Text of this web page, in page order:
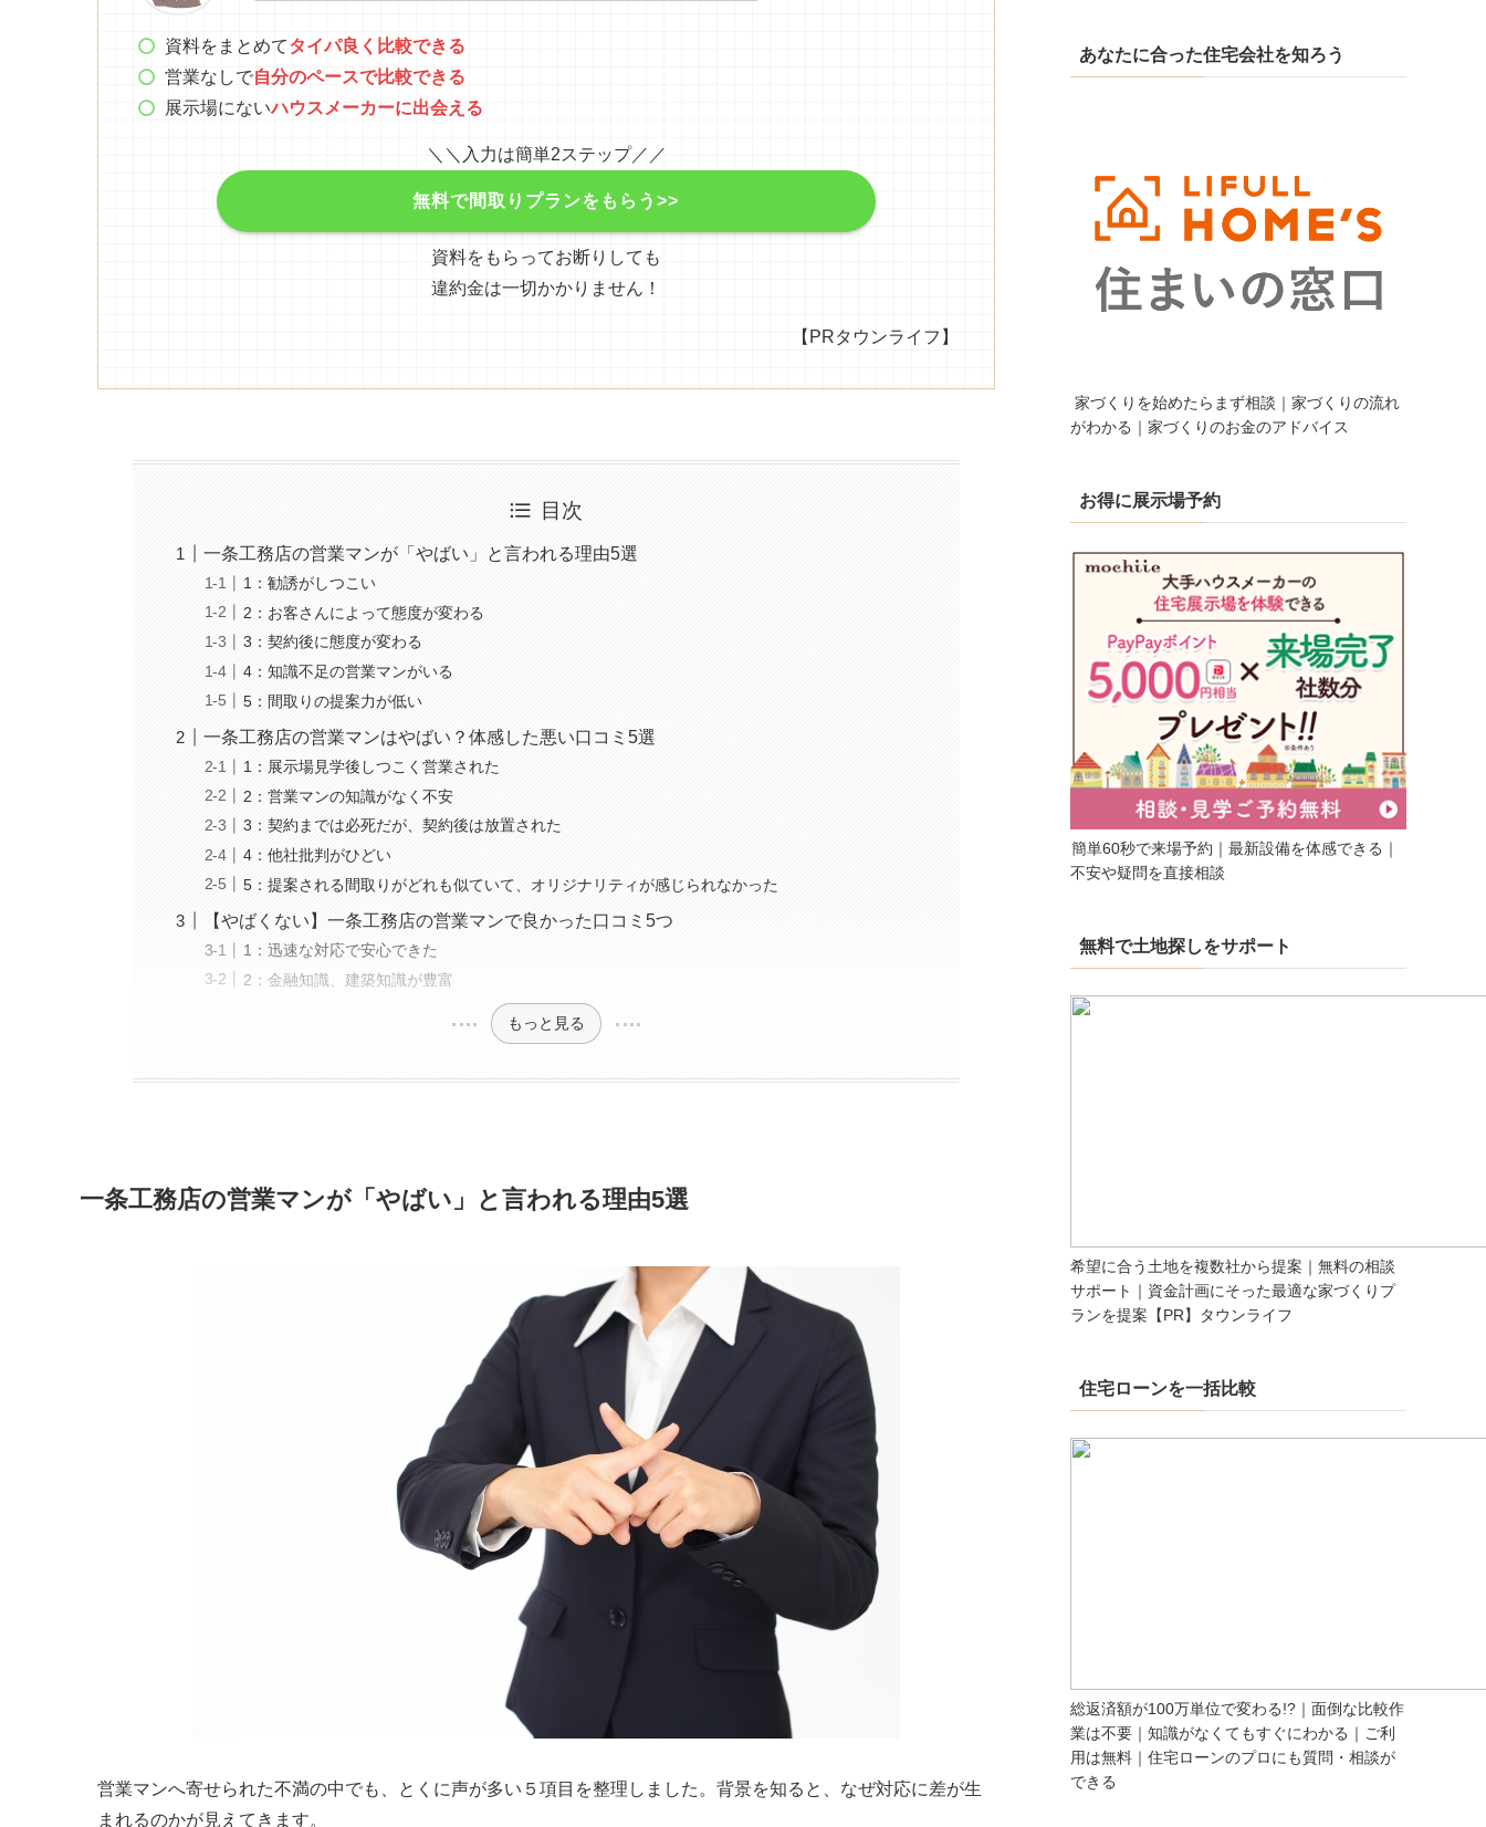
資料をまとめてタイパ良く比較できる
営業なしで自分のペースで比較できる
展示場にないハウスメーカーに出会える
＼＼入力は簡単2ステップ／／
無料で間取りプランをもらう>>
資料をもらってお断りしても
違約金は一切かかりません！
【PRタウンライフ】
目次
一条工務店の営業マンが「やばい」と言われる理由5選
1：勧誘がしつこい
2：お客さんによって態度が変わる
3：契約後に態度が変わる
4：知識不足の営業マンがいる
5：間取りの提案力が低い
一条工務店の営業マンはやばい？体感した悪い口コミ5選
1：展示場見学後しつこく営業された
2：営業マンの知識がなく不安
3：契約までは必死だが、契約後は放置された
4：他社批判がひどい
5：提案される間取りがどれも似ていて、オリジナリティが感じられなかった
【やばくない】一条工務店の営業マンで良かった口コミ5つ
1：迅速な対応で安心できた
2：金融知識、建築知識が豊富
もっと見る
一条工務店の営業マンが「やばい」と言われる理由5選
営業マンへ寄せられた不満の中でも、とくに声が多い５項目を整理しました。背景を知ると、なぜ対応に差が生
まれるのかが見えてきます。
あなたに合った住宅会社を知ろう
家づくりを始めたらまず相談｜家づくりの流れ
がわかる｜家づくりのお金のアドバイス
お得に展示場予約
簡単60秒で来場予約｜最新設備を体感できる｜
不安や疑問を直接相談
無料で土地探しをサポート
希望に合う土地を複数社から提案｜無料の相談
サポート｜資金計画にそった最適な家づくりプ
ランを提案【PR】タウンライフ
住宅ローンを一括比較
総返済額が100万単位で変わる!?｜面倒な比較作
業は不要｜知識がなくてもすぐにわかる｜ご利
用は無料｜住宅ローンのプロにも質問・相談が
できる